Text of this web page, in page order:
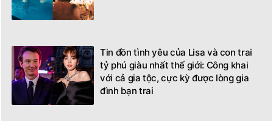
Tin đồn tình yêu của Lisa và con trai
tỷ phú giàu nhất thế giới: Công khai
với cả gia tộc, cực kỳ được lòng gia
đình bạn trai